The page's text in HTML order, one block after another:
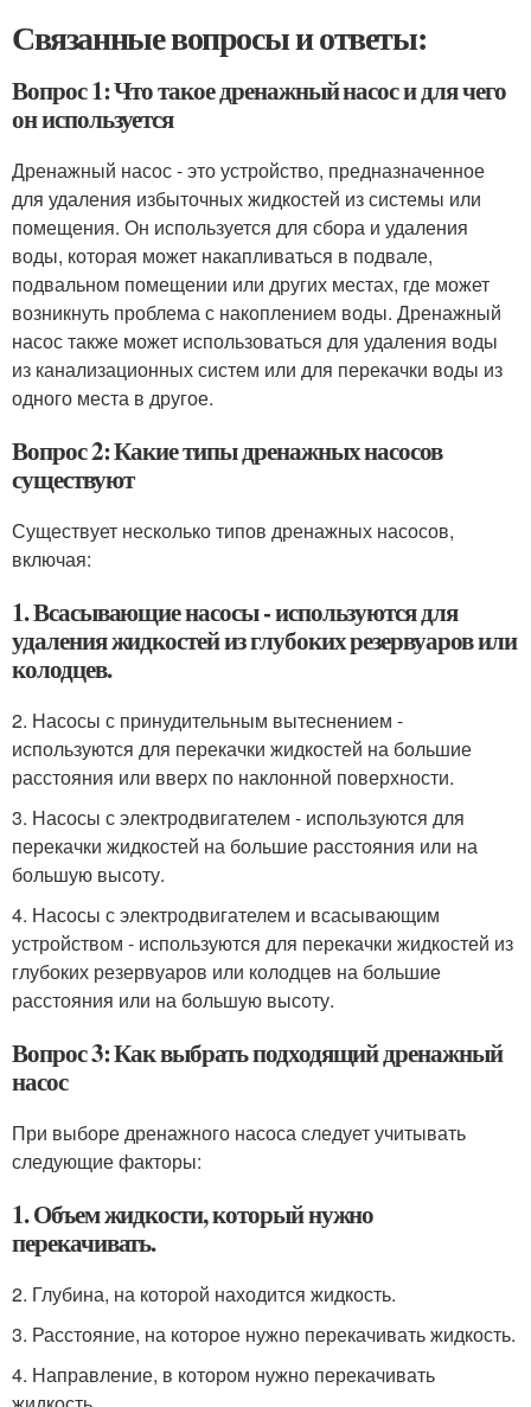
Связанные вопросы и ответы:
Вопрос 1: Что такое дренажный насос и для чего
он используется
Дренажный насос - это устройство, предназначенное
для удаления избыточных жидкостей из системы или
помещения. Он используется для сбора и удаления
воды, которая может накапливаться в подвале,
подвальном помещении или других местах, где может
возникнуть проблема с накоплением воды. Дренажный
насос также может использоваться для удаления воды
из канализационных систем или для перекачки воды из
одного места в другое.
Вопрос 2: Какие типы дренажных насосов
существуют
Существует несколько типов дренажных насосов,
включая:
1. Всасывающие насосы - используются для
удаления жидкостей из глубоких резервуаров или
колодцев.
2. Насосы с принудительным вытеснением -
используются для перекачки жидкостей на большие
расстояния или вверх по наклонной поверхности.
3. Насосы с электродвигателем - используются для
перекачки жидкостей на большие расстояния или на
большую высоту.
4. Насосы с электродвигателем и всасывающим
устройством - используются для перекачки жидкостей из
глубоких резервуаров или колодцев на большие
расстояния или на большую высоту.
Вопрос 3: Как выбрать подходящий дренажный
насос
При выборе дренажного насоса следует учитывать
следующие факторы:
1. Объем жидкости, который нужно
перекачивать.
2. Глубина, на которой находится жидкость.
3. Расстояние, на которое нужно перекачивать жидкость.
4. Направление, в котором нужно перекачивать